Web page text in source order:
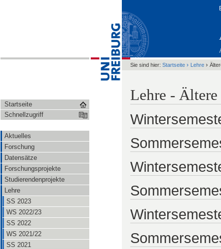
Startseite
Schnellzugriff
Aktuelles
Forschung
Datensätze
Forschungsprojekte
Studierendenprojekte
Lehre
SS 2023
WS 2022/23
SS 2022
WS 2021/22
SS 2021
Sie sind hier: Startseite › Lehre ›
Lehre - Ältere